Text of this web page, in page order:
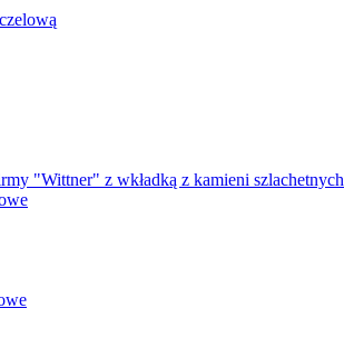
"Wittner" z wkładką z kamieni szlachetnych